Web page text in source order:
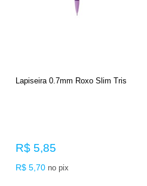
Lapiseira 0.7mm Roxo Slim Tris
R$ 5,85
R$ 5,70 no pix